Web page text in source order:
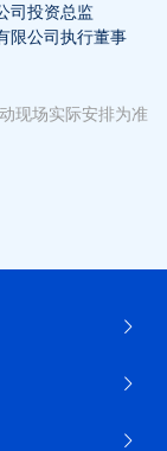
司投资总监
限公司执行董事
现场实际安排为准